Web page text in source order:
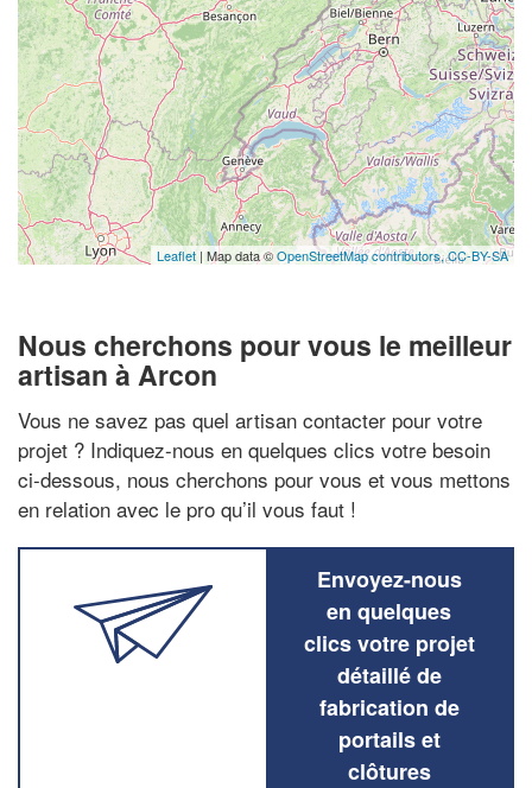
Leaflet | Map data ©OpenStreetMap contributors,CC-BY-SA
Nous cherchons pour vous le meilleur
artisan à Arcon
Vous ne savez pas quel artisan contacter pour votre
projet ? Indiquez-nous en quelques clics votre besoin
ci-dessous, nous cherchons pour vous et vous mettons
en relation avec le pro qu’il vous faut !
Envoyez-nous
en quelques
clics votre projet
détaillé de
fabrication de
portails et
clôtures